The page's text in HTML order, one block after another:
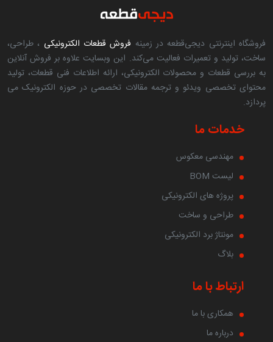
فروشگاه اینترنتی دیجی‌قطعه در زمینه فروش قطعات الکترونیکی ، طراحی،
ساخت، تولید و تعمیرات فعالیت می‌کند. این وبسایت علاوه بر فروش آنلاین
به بررسی قطعات و محصولات الکترونیکی، ارائه اطلاعات فنی قطعات، تولید
محتوای تخصصی ویدئو و ترجمه مقالات تخصصی در حوزه الکترونیک می
پردازد.
خدمات ما
مهندسی معکوس
لیست BOM
پروژه های الکترونیکی
طراحی و ساخت
مونتاژ برد الکترونیکی
بلاگ
ارتباط با ما
همکاری با ما
درباره ما